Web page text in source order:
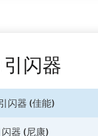
引闪器
闪器 (佳能)
闪器 (尼康)